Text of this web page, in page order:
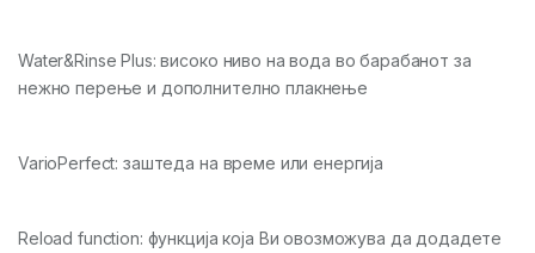
Water&Rinse Plus: високо ниво на вода во барабанот за
нежно перење и дополнително плакнење
VarioPerfect: заштеда на време или енергија
Reload function: функција која Ви овозможува да додадете